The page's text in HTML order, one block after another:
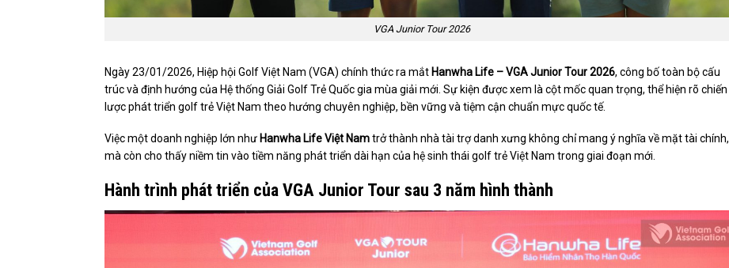
VGA Junior Tour 2026
Ngày 23/01/2026, Hiệp hội Golf Việt Nam (VGA) chính thức ra mắt Hanwha Life – VGA Junior Tour 2026, công bố toàn bộ cấu
trúc và định hướng của Hệ thống Giải Golf Trẻ Quốc gia mùa giải mới. Sự kiện được xem là cột mốc quan trọng, thể hiện rõ chiến
lược phát triển golf trẻ Việt Nam theo hướng chuyên nghiệp, bền vững và tiệm cận chuẩn mực quốc tế.
Việc một doanh nghiệp lớn như Hanwha Life Việt Namtrở thành nhà tài trợ danh xưng không chỉ mang ý nghĩa về mặt tài chính,
mà còn cho thấy niềm tin vào tiềm năng phát triển dài hạn của hệ sinh thái golf trẻ Việt Nam trong giai đoạn mới.
Hành trình phát triển của VGA Junior Tour sau 3 năm hình thành